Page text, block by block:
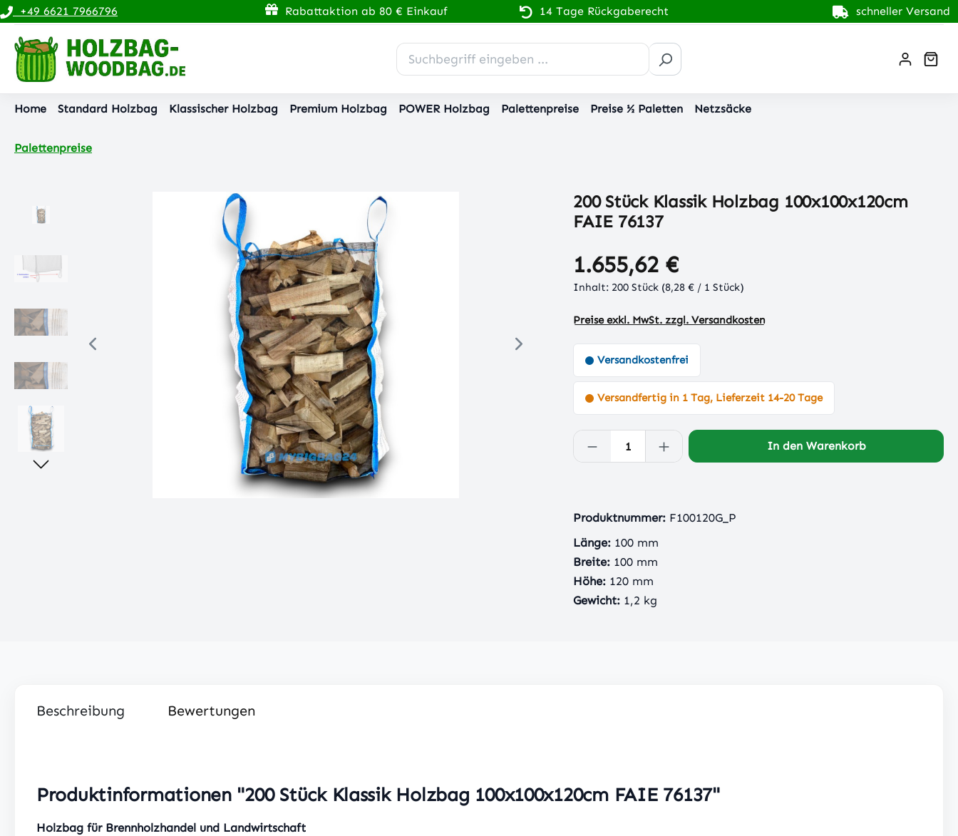
Zur Hauptnavigation springen
+49 6621 7966796 Rabattaktion ab 80 € Einkauf 14 Tage Rückgaberecht schneller Versand
Home Standard Holzbag Klassischer Holzbag Premium Holzbag POWER Holzbag Palettenpreise Preise ½ Paletten Netzsäcke
Palettenpreise
200 Stück Klassik Holzbag 100x100x120cm
FAIE 76137
1.655,62 €
Inhalt: 200 Stück (8,28 € / 1 Stück)
Preise exkl. MwSt. zzgl. Versandkosten
Versandkostenfrei
Versandfertig in 1 Tag, Lieferzeit 14-20 Tage
Produkt Anzahl: Gib den gewünschten Wert
In den Warenkorb
Produktnummer: F100120G_P
Länge: 100 mm
Breite: 100 mm
Höhe: 120 mm
Gewicht: 1,2 kg
Beschreibung Bewertungen
Produktinformationen "200 Stück Klassik Holzbag 100x100x120cm FAIE 76137"
Holzbag für Brennholzhandel und Landwirtschaft